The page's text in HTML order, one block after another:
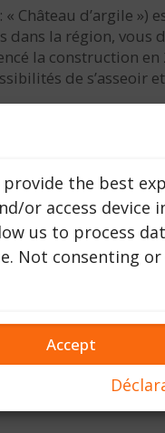
provide the best
or access device
us to process
Not consenting
Accept
Château d’argile
dans la région,
la construction
de
touristique
De même, un